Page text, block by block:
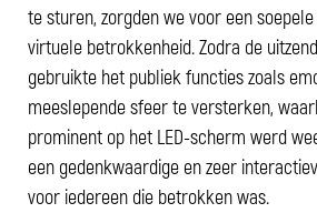
te sturen, zorgden we voor een
virtuele betrokkenheid. Zodra de
gebruikte het publiek functies zoals
meeslepende sfeer te versterken,
prominent op het LED-scherm werd
een gedenkwaardige en zeer
voor iedereen die betrokken was.